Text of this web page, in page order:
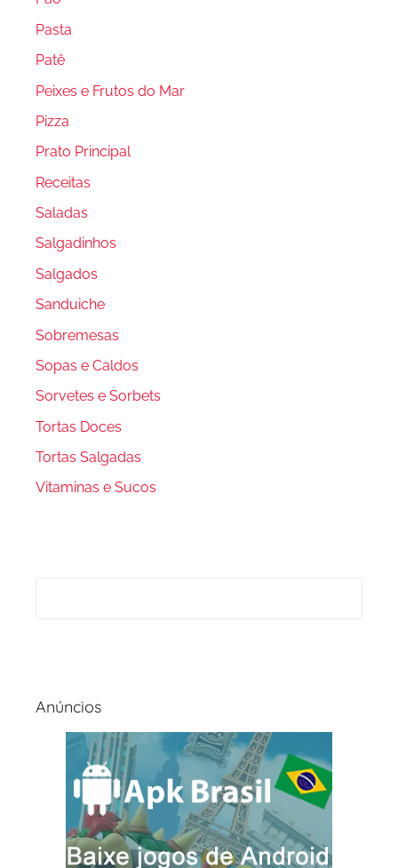
Pasta
Patê
Peixes e Frutos do Mar
Pizza
Prato Principal
Receitas
Saladas
Salgadinhos
Salgados
Sanduiche
Sobremesas
Sopas e Caldos
Sorvetes e Sorbets
Tortas Doces
Tortas Salgadas
Vitaminas e Sucos
Anúncios